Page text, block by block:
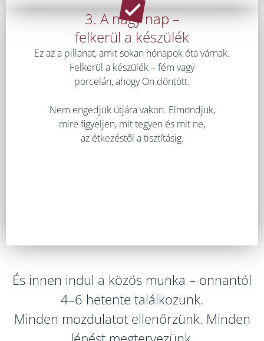
3. A nagy nap –
felkerül a készülék
Ez az a pillanat, amit sokan hónapok óta várnak.
Felkerül a készülék – fém vagy
porcelán, ahogy Ön döntött.
Nem engedjük útjára vakon. Elmondjuk,
mire figyeljen, mit tegyen és mit ne,
az étkezéstől a tisztításig.
És innen indul a közös munka – onnantól
4–6 hetente találkozunk.
Minden mozdulatot ellenőrzünk. Minden